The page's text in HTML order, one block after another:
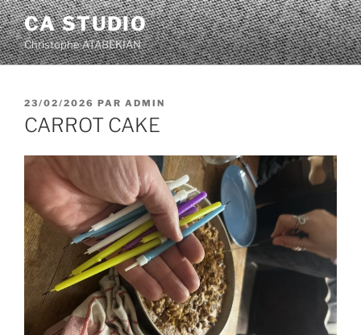
Aller
au
contenu
principal
CA STUDIO
Christophe ATABEKIAN
PUBLIÉ
LE
23/02/2026 PAR ADMIN
CARROT CAKE